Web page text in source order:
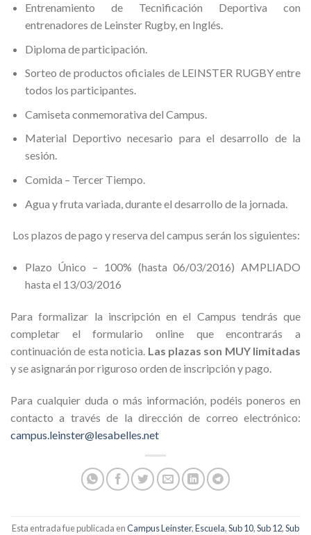
Entrenamiento de Tecnificación Deportiva con
entrenadores de Leinster Rugby, en Inglés.
Diploma de participación.
Sorteo de productos oficiales de LEINSTER RUGBY entre
todos los participantes.
Camiseta conmemorativa del Campus.
Material Deportivo necesario para el desarrollo de la
sesión.
Comida – Tercer Tiempo.
Agua y fruta variada, durante el desarrollo de la jornada.
Los plazos de pago y reserva del campus serán los siguientes:
Plazo Único – 100% (hasta 06/03/2016) AMPLIADO
hasta el 13/03/2016
Para formalizar la inscripción en el Campus tendrás que
completar el formulario online que encontrarás a
continuación de esta noticia. Las plazas son MUY limitadas
y se asignarán por riguroso orden de inscripción y pago.
Para cualquier duda o más información, podéis poneros en
contacto a través de la dirección de correo electrónico:
campus.leinster@lesabelles.net
Esta entrada fue publicada enCampus Leinster,Escuela,Sub 10,Sub 12,Sub